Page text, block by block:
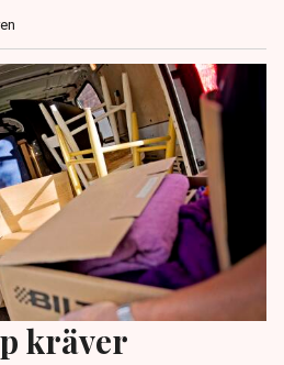
kräver